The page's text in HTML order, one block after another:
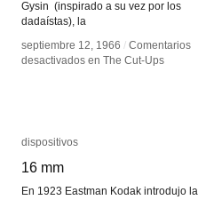
Gysin (inspirado a su vez por los
dadaístas), la
septiembre 12, 1966 / Comentarios
desactivados en The Cut-Ups
septiembre 12, 1966 / Comentarios
desactivados en The Cut-Ups
dispositivos
16 mm
En 1923 Eastman Kodak introdujo la
dispositivos
16 mm